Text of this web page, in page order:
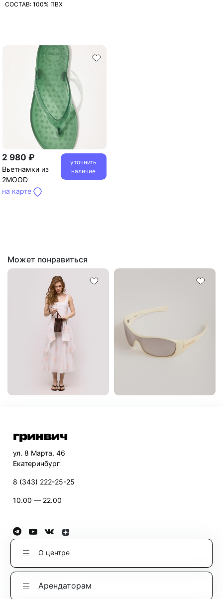
СОСТАВ: 100% ПВХ
2 980 ₽
Вьетнамки из
2MOOD
на карте
уточнить
наличие
Может понравиться
ул. 8 Марта, 46
Екатеринбург
8 (343) 222-25-25
10.00 — 22.00
О центре
Арендаторам